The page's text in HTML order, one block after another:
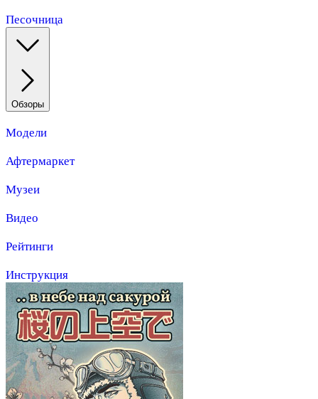
Песочница
Обзоры
Модели
Афтермаркет
Музеи
Видео
Рейтинги
Инструкция